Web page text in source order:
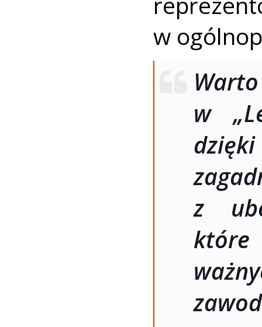
w
w
z
które